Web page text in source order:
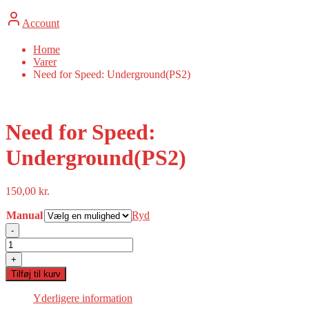
Account
Home
Varer
Need for Speed: Underground(PS2)
Need for Speed:
Underground(PS2)
150,00 kr.
Manual Ryd
-
Need
for
Speed:
Underground(PS2)
+
Tilføj til kurv
Yderligere information